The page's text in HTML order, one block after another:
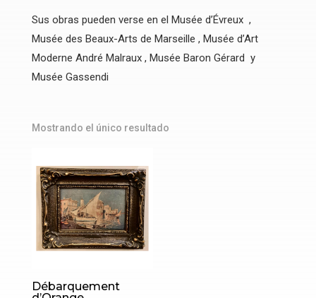
Sus obras pueden verse en el Musée d’Évreux ,
Musée des Beaux-Arts de Marseille , Musée d’Art
Moderne André Malraux , Musée Baron Gérard y
Musée Gassendi
Mostrando el único resultado
Débarquement